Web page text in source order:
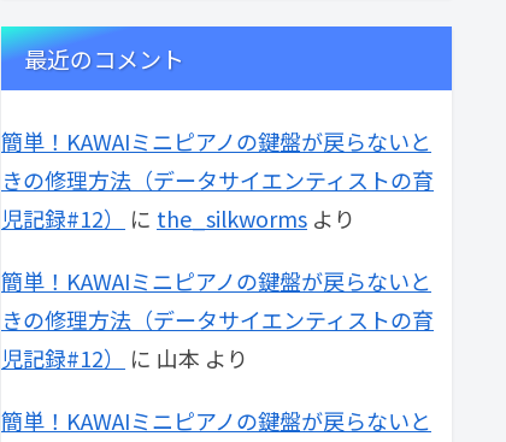
最近のコメント
簡単！KAWAIミニピアノの鍵盤が戻らないと
きの修理方法（データサイエンティストの育
児記録#12）
に the_silkworms より
簡単！KAWAIミニピアノの鍵盤が戻らないと
きの修理方法（データサイエンティストの育
児記録#12）
に 山本 より
簡単！KAWAIミニピアノの鍵盤が戻らないと